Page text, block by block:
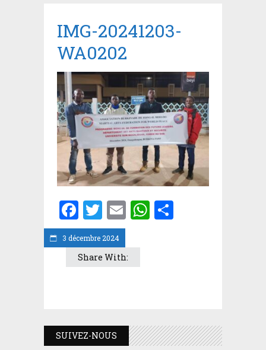
3 décembre 2024
IMG-20241203-
WA0202
Facebook
Twitter
EmailWhatsApp
Share With:
SUIVEZ-NOUS